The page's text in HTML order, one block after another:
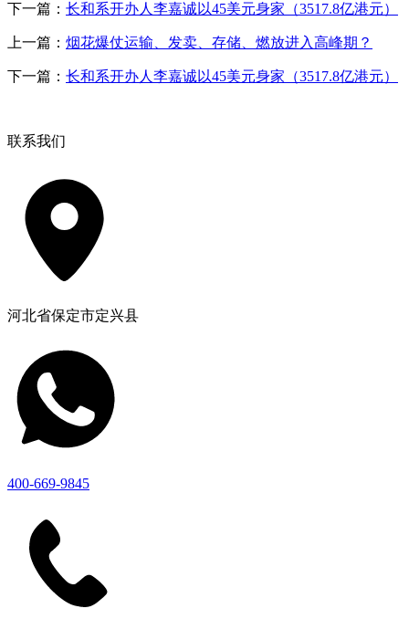
下一篇： 长和系开办人李嘉诚以45美元身家（3517.8亿港元）
上一篇： 烟花爆仗运输、发卖、存储、燃放进入高峰期？
下一篇： 长和系开办人李嘉诚以45美元身家（3517.8亿港元）
联系我们
河北省保定市定兴县
400-669-9845